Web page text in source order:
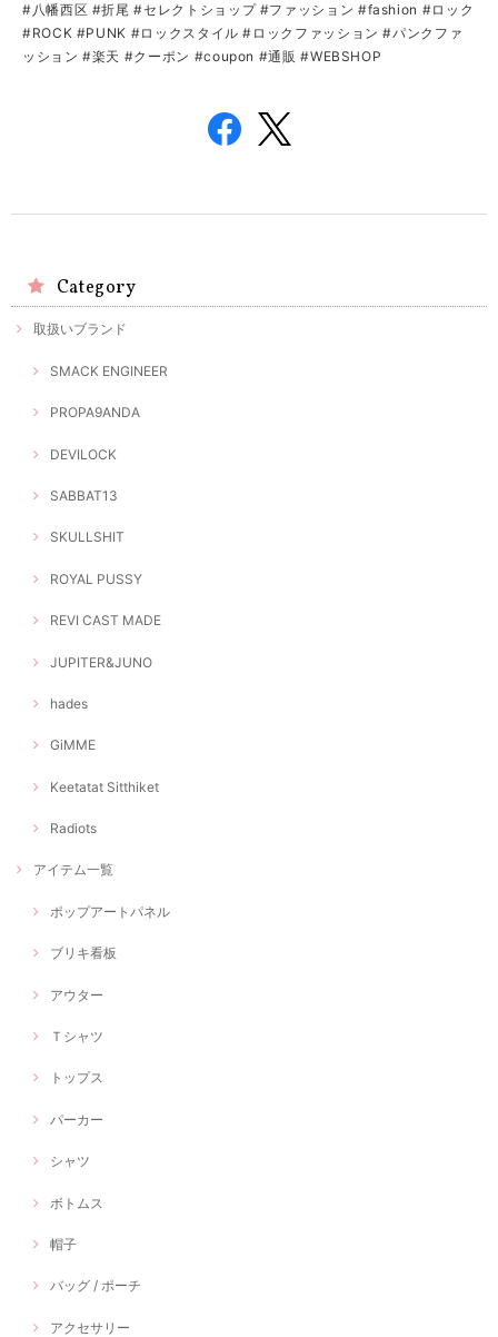
#八幡西区 #折尾 #セレクトショップ #ファッション #fashion #ロック
#ROCK #PUNK #ロックスタイル #ロックファッション #パンクファ
ッション #楽天 #クーポン #coupon #通販 #WEBSHOP
Category
取扱いブランド
SMACK ENGINEER
PROPA9ANDA
DEVILOCK
SABBAT13
SKULLSHIT
ROYAL PUSSY
REVI CAST MADE
JUPITER&JUNO
hades
GiMME
Keetatat Sitthiket
Radiots
アイテム一覧
ポップアートパネル
ブリキ看板
アウター
Ｔシャツ
トップス
パーカー
シャツ
ボトムス
帽子
バッグ / ポーチ
アクセサリー